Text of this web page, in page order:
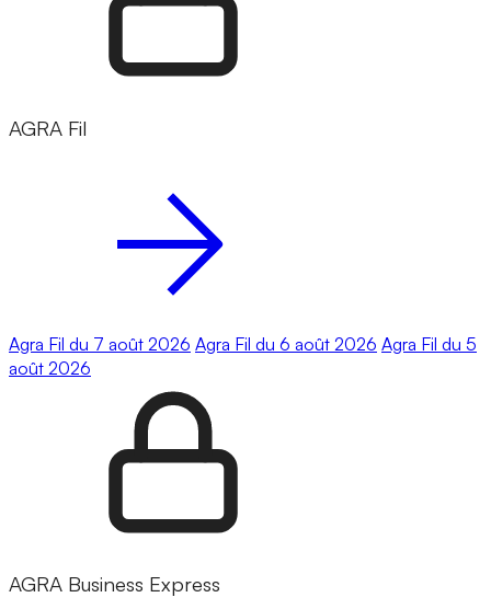
AGRA Fil
Agra Fil du 7 août 2026 Agra Fil du 6 août 2026 Agra Fil du 5
août 2026
AGRA Business Express